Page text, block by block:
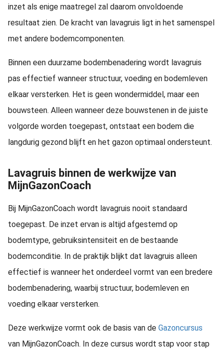
inzet als enige maatregel zal daarom onvoldoende
resultaat zien. De kracht van lavagruis ligt in het samenspel
met andere bodemcomponenten.
Binnen een duurzame bodembenadering wordt lavagruis
pas effectief wanneer structuur, voeding en bodemleven
elkaar versterken. Het is geen wondermiddel, maar een
bouwsteen. Alleen wanneer deze bouwstenen in de juiste
volgorde worden toegepast, ontstaat een bodem die
langdurig gezond blijft en het gazon optimaal ondersteunt.
Lavagruis binnen de werkwijze van
MijnGazonCoach
Bij MijnGazonCoach wordt lavagruis nooit standaard
toegepast. De inzet ervan is altijd afgestemd op
bodemtype, gebruiksintensiteit en de bestaande
bodemconditie. In de praktijk blijkt dat lavagruis alleen
effectief is wanneer het onderdeel vormt van een bredere
bodembenadering, waarbij structuur, bodemleven en
voeding elkaar versterken.
Deze werkwijze vormt ook de basis van de Gazoncursus
van MijnGazonCoach. In deze cursus wordt stap voor stap